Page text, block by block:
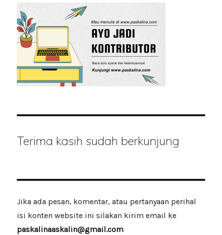
Terima kasih sudah berkunjung
Jika ada pesan, komentar, atau pertanyaan perihal
isi konten website ini silakan kirim email ke
paskalinaaskalin@gmail.com